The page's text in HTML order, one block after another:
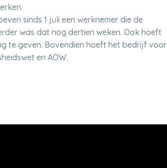
sinds 1 juli een werknemer die de
was dat nog dertien weken. Ook hoeft
te geven. Bovendien hoeft het bedrijf voor
en AOW.